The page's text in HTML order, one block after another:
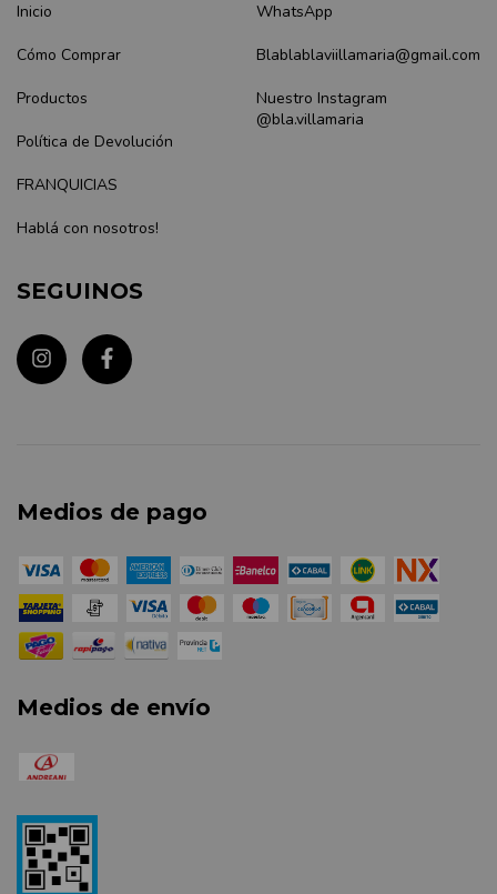
Inicio
Cómo Comprar
Productos
Política de Devolución
FRANQUICIAS
Hablá con nosotros!
WhatsApp
Blablablaviillamaria@gmail.com
Nuestro Instagram
@bla.villamaria
SEGUINOS
Medios de pago
Medios de envío